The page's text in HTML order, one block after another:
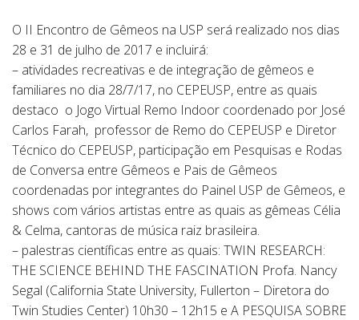
O II Encontro de Gêmeos na USP será realizado nos dias
28 e 31 de julho de 2017 e incluirá:
– atividades recreativas e de integração de gêmeos e
familiares no dia 28/7/17, no CEPEUSP, entre as quais
destaco o Jogo Virtual Remo Indoor coordenado por José
Carlos Farah, professor de Remo do CEPEUSP e Diretor
Técnico do CEPEUSP, participação em Pesquisas e Rodas
de Conversa entre Gêmeos e Pais de Gêmeos
coordenadas por integrantes do Painel USP de Gêmeos, e
shows com vários artistas entre as quais as gêmeas Célia
& Celma, cantoras de música raiz brasileira.
– palestras científicas entre as quais: TWIN RESEARCH:
THE SCIENCE BEHIND THE FASCINATION Profa. Nancy
Segal (California State University, Fullerton – Diretora do
Twin Studies Center) 10h30 – 12h15 e A PESQUISA SOBRE